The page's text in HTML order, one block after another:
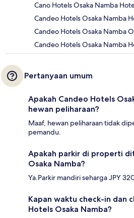
Cano Hotels Osaka Namba
Candeo Hotels Osaka Namba
Candeo Hotels Osaka Namba
Candeo Hotels Osaka Namba
Pertanyaan umum
Apakah Candeo Hotels
hewan peliharaan?
Maaf, hewan peliharaan tidak
pemandu.
Apakah parkir di properti
Osaka Namba?
Ya.Parkir mandiri seharga JPY
Kapan waktu check-in dan
Hotels Osaka Namba?